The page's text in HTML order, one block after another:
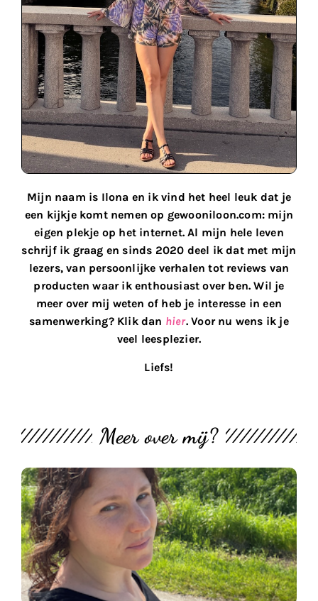
Mijn naam is Ilona en ik vind het heel leuk dat je
een kijkje komt nemen op gewooniloon.com: mijn
eigen plekje op het internet. Al mijn hele leven
schrijf ik graag en sinds 2020 deel ik dat met mijn
lezers, van persoonlijke verhalen tot reviews van
producten waar ik enthousiast over ben. Wil je
meer over mij weten of heb je interesse in een
samenwerking? Klik dan hier. Voor nu wens ik je
veel leesplezier.
Liefs!
Meer over mij?